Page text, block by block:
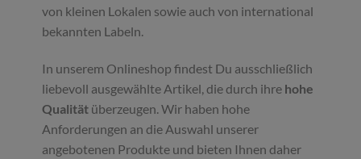
von kleinen Lokalen sowie auch von international
bekannten Labeln.
In unserem Onlineshop findest Du ausschließlich
liebevoll ausgewählte Artikel, die durch ihre hohe
Qualität überzeugen. Wir haben hohe
Anforderungen an die Auswahl unserer
angebotenen Produkte und bieten Ihnen daher